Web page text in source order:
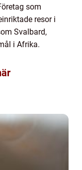
som
resor i
Svalbard,
i Afrika.